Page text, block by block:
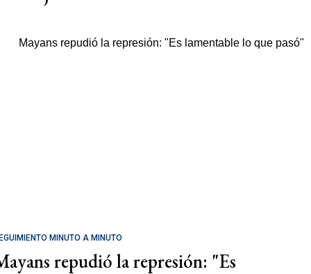
MINUTO A MINUTO
repudió la represión: "Es